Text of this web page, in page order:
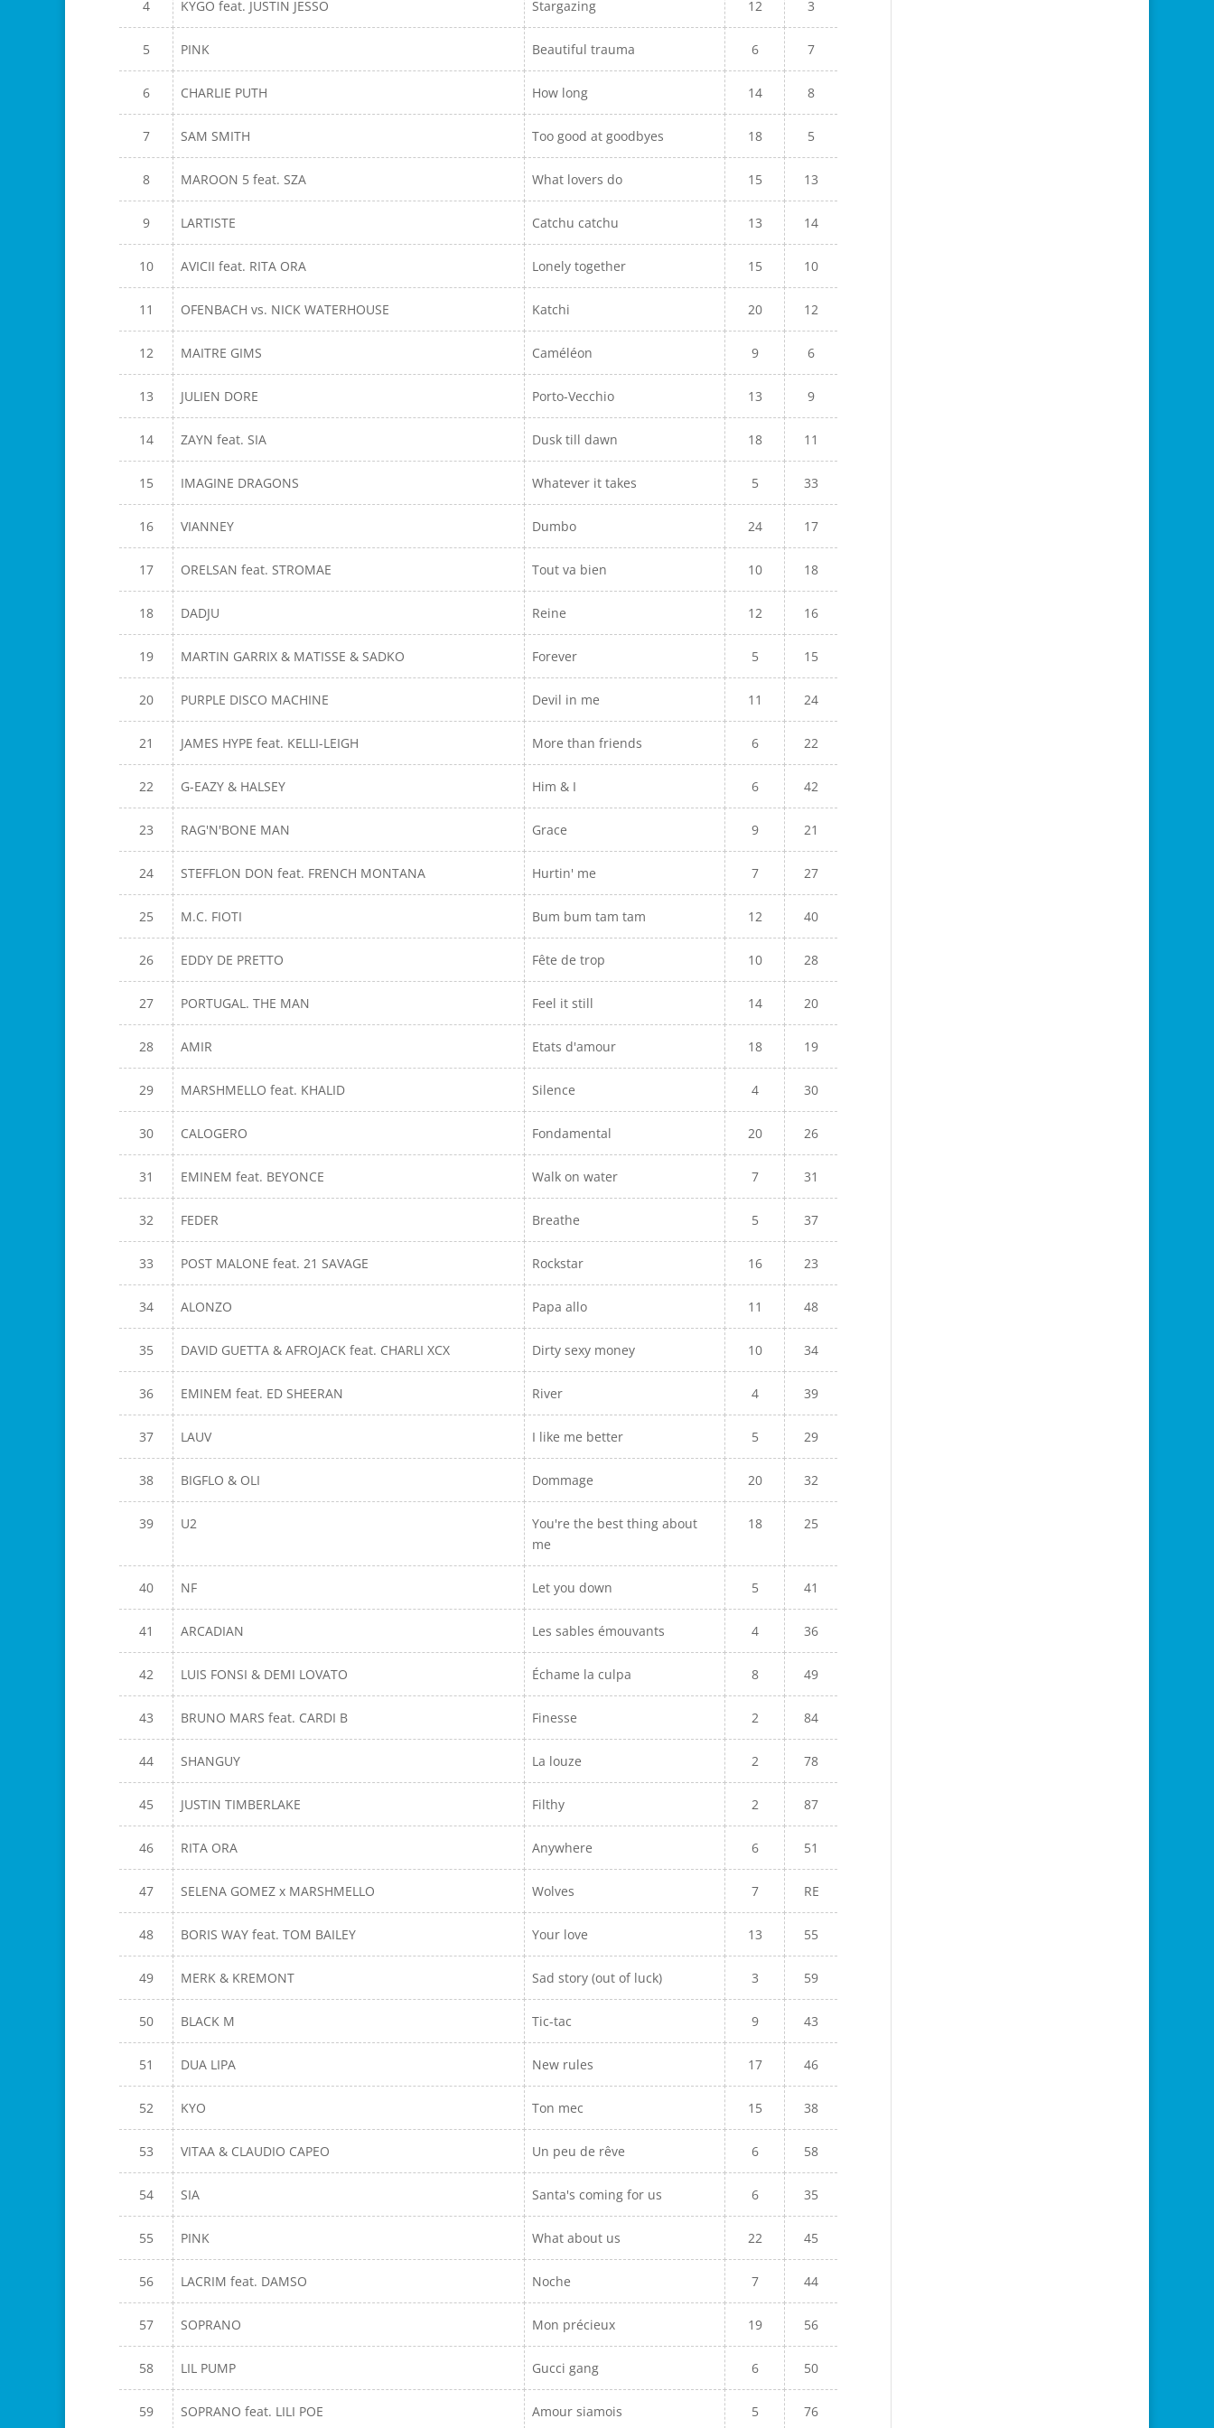
4 KYGO feat. JUSTIN JESSO Stargazing 12 3
5 PINK Beautiful trauma 6 7
6 CHARLIE PUTH How long 14 8
7 SAM SMITH Too good at goodbyes 18 5
8 MAROON 5 feat. SZA What lovers do 15 13
9 LARTISTE Catchu catchu 13 14
10 AVICII feat. RITA ORA Lonely together 15 10
11 OFENBACH vs. NICK WATERHOUSE Katchi 20 12
12 MAITRE GIMS Caméléon 9 6
13 JULIEN DORE Porto-Vecchio 13 9
14 ZAYN feat. SIA Dusk till dawn 18 11
15 IMAGINE DRAGONS Whatever it takes 5 33
16 VIANNEY Dumbo 24 17
17 ORELSAN feat. STROMAE Tout va bien 10 18
18 DADJU Reine 12 16
19 MARTIN GARRIX & MATISSE & SADKO Forever 5 15
20 PURPLE DISCO MACHINE Devil in me 11 24
21 JAMES HYPE feat. KELLI-LEIGH More than friends 6 22
22 G-EAZY & HALSEY Him & I 6 42
23 RAG'N'BONE MAN Grace 9 21
24 STEFFLON DON feat. FRENCH MONTANA Hurtin' me 7 27
25 M.C. FIOTI Bum bum tam tam 12 40
26 EDDY DE PRETTO Fête de trop 10 28
27 PORTUGAL. THE MAN Feel it still 14 20
28 AMIR Etats d'amour 18 19
29 MARSHMELLO feat. KHALID Silence 4 30
30 CALOGERO Fondamental 20 26
31 EMINEM feat. BEYONCE Walk on water 7 31
32 FEDER Breathe 5 37
33 POST MALONE feat. 21 SAVAGE Rockstar 16 23
34 ALONZO Papa allo 11 48
35 DAVID GUETTA & AFROJACK feat. CHARLI XCX Dirty sexy money 10 34
36 EMINEM feat. ED SHEERAN River 4 39
37 LAUV I like me better 5 29
38 BIGFLO & OLI Dommage 20 32
39 U2
You're the best thing about
me
18 25
40 NF Let you down 5 41
41 ARCADIAN Les sables émouvants 4 36
42 LUIS FONSI & DEMI LOVATO Échame la culpa 8 49
43 BRUNO MARS feat. CARDI B Finesse 2 84
44 SHANGUY La louze 2 78
45 JUSTIN TIMBERLAKE Filthy 2 87
46 RITA ORA Anywhere 6 51
47 SELENA GOMEZ x MARSHMELLO Wolves 7 RE
48 BORIS WAY feat. TOM BAILEY Your love 13 55
49 MERK & KREMONT Sad story (out of luck) 3 59
50 BLACK M Tic-tac 9 43
51 DUA LIPA New rules 17 46
52 KYO Ton mec 15 38
53 VITAA & CLAUDIO CAPEO Un peu de rêve 6 58
54 SIA Santa's coming for us 6 35
55 PINK What about us 22 45
56 LACRIM feat. DAMSO Noche 7 44
57 SOPRANO Mon précieux 19 56
58 LIL PUMP Gucci gang 6 50
59 SOPRANO feat. LILI POE Amour siamois 5 76